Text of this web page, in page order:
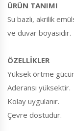
ÜRÜN TANIMI
Su bazlı, akrilik
ve duvar boyasıdır.
ÖZELLİKLER
Yüksek örtme
Aderansı yüksektir.
Kolay uygulanır.
Çevre dostudur.